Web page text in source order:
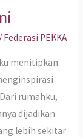
/ Federasi PEKKA
menitipkan
rumahku,
dijadikan
lebih sekitar